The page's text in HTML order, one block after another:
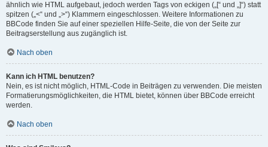
ähnlich wie HTML aufgebaut, jedoch werden Tags von eckigen („[“ und „]“) statt
spitzen („<“ und „>“) Klammern eingeschlossen. Weitere Informationen zu
BBCode finden Sie auf einer speziellen Hilfe-Seite, die von der Seite zur
Beitragserstellung aus zugänglich ist.
Nach oben
Kann ich HTML benutzen?
Nein, es ist nicht möglich, HTML-Code in Beiträgen zu verwenden. Die meisten
Formatierungsmöglichkeiten, die HTML bietet, können über BBCode erreicht
werden.
Nach oben